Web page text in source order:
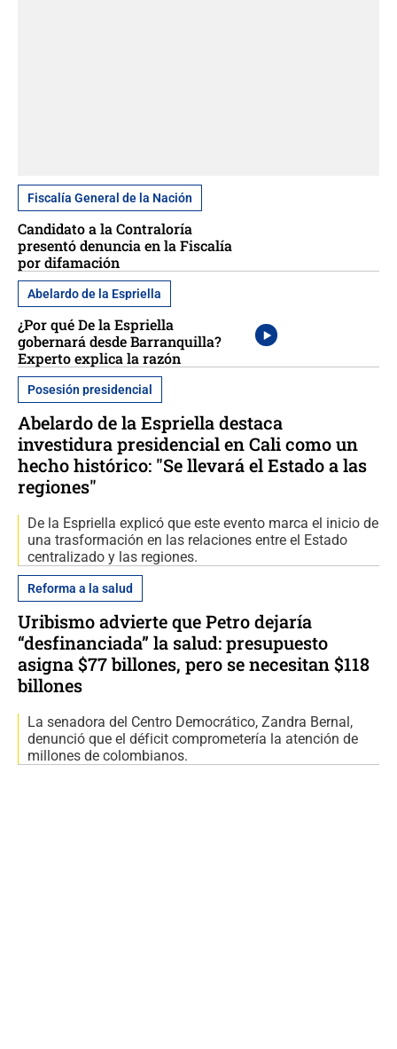
Fiscalía General de la Nación
Candidato a la Contraloría
presentó denuncia en la Fiscalía
por difamación
Abelardo de la Espriella
¿Por qué De la Espriella
gobernará desde Barranquilla?
Experto explica la razón
Posesión presidencial
Abelardo de la Espriella destaca
investidura presidencial en Cali como un
hecho histórico: "Se llevará el Estado a las
regiones"
De la Espriella explicó que este evento marca el inicio de
una trasformación en las relaciones entre el Estado
centralizado y las regiones.
Reforma a la salud
Uribismo advierte que Petro dejaría
“desfinanciada” la salud: presupuesto
asigna $77 billones, pero se necesitan $118
billones
La senadora del Centro Democrático, Zandra Bernal,
denunció que el déficit comprometería la atención de
millones de colombianos.